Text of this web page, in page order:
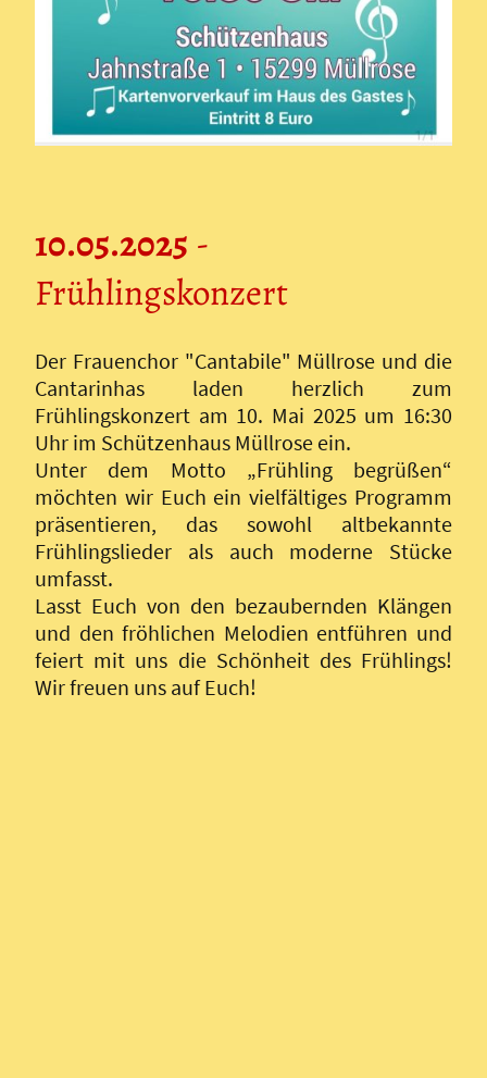
10.05.2025 -
Frühlingskonzert
Der Frauenchor "Cantabile" Müllrose und die
Cantarinhas laden herzlich zum
Frühlingskonzert am 10. Mai 2025 um 16:30
Uhr im Schützenhaus Müllrose ein.
Unter dem Motto „Frühling begrüßen“
möchten wir Euch ein vielfältiges Programm
präsentieren, das sowohl altbekannte
Frühlingslieder als auch moderne Stücke
umfasst.
Lasst Euch von den bezaubernden Klängen
und den fröhlichen Melodien entführen und
feiert mit uns die Schönheit des Frühlings!
Wir freuen uns auf Euch!